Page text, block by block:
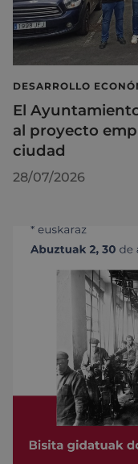
DESARROLLO
El
al proyecto
ciudad
28/07/2026